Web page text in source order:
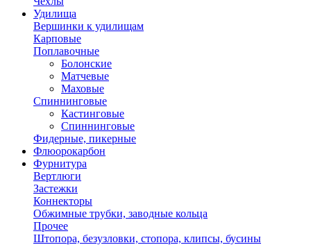
Удилища
Вершинки к удилищам
Карповые
Поплавочные
Болонские
Матчевые
Маховые
Спиннинговые
Кастинговые
Спиннинговые
Фидерные, пикерные
Флюорокарбон
Фурнитура
Вертлюги
Застежки
Коннекторы
Обжимные трубки, заводные кольца
Прочее
Штопора, безузловки, стопора, клипсы, бусины